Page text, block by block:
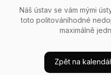
Náš ústav se vám mými
toto politováníhodné
maximálně
Zpět na